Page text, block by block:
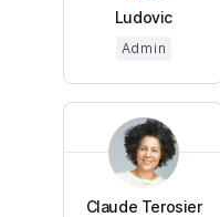
Ludovic
Admin
Claude Terosier